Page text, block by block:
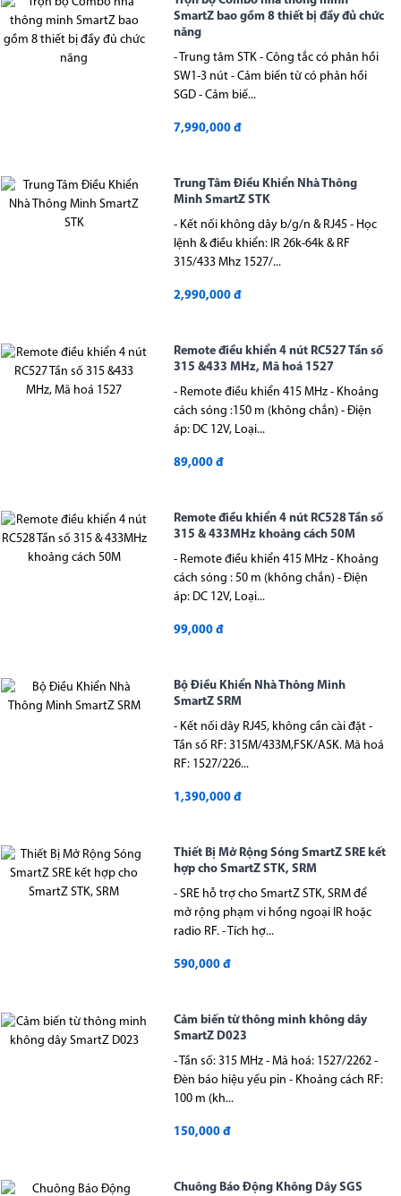
SmartZ bao gồm 8 thiết bị đầy đủ chức
năng
- Trung tâm STK - Công tắc có phản hồi
SW1-3 nút - Cảm biến từ có phản hồi
SGD - Cảm biế...
7,990,000 đ
Trung Tâm Điều Khiển Nhà Thông
Minh SmartZ STK
- Kết nối không dây b/g/n & RJ45 - Học
lệnh & điều khiển: IR 26k-64k & RF
315/433 Mhz 1527/...
2,990,000 đ
Remote điều khiển 4 nút RC527 Tần số
315 &433 MHz, Mã hoá 1527
- Remote điều khiển 415 MHz - Khoảng
cách sóng :150 m (không chắn) - Điện
áp: DC 12V, Loại...
89,000 đ
Remote điều khiển 4 nút RC528 Tần số
315 & 433MHz khoảng cách 50M
- Remote điều khiển 415 MHz - Khoảng
cách sóng : 50 m (không chắn) - Điện
áp: DC 12V, Loại...
99,000 đ
Bộ Điều Khiển Nhà Thông Minh
SmartZ SRM
- Kết nối dây RJ45, không cần cài đặt -
Tần số RF: 315M/433M,FSK/ASK. Mã hoá
RF: 1527/226...
1,390,000 đ
Thiết Bị Mở Rộng Sóng SmartZ SRE kết
hợp cho SmartZ STK, SRM
- SRE hỗ trợ cho SmartZ STK, SRM để
mở rộng phạm vi hồng ngoại IR hoặc
radio RF. - Tích hợ...
590,000 đ
Cảm biến từ thông minh không dây
SmartZ D023
- Tần số: 315 MHz - Mã hoá: 1527/2262 -
Đèn báo hiệu yếu pin - Khoảng cách RF:
100 m (kh...
150,000 đ
Chuông Báo Động Không Dây SGS